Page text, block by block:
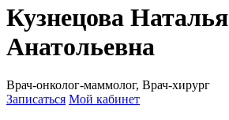
Кузнецова Наталья
Анатольевна
Врач-онколог-маммолог, Врач-хирург
Записаться Мой кабинет